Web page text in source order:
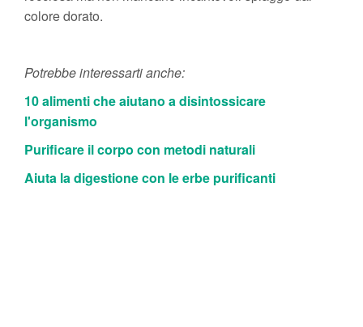
colore dorato.
Potrebbe interessarti anche:
10 alimenti che aiutano a disintossicare
l'organismo
Purificare il corpo con metodi naturali
Aiuta la digestione con le erbe purificanti